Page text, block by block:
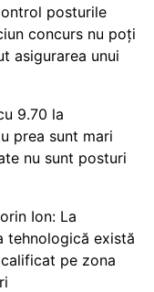
posturile
concurs nu poți
asigurarea unui
9.70 la
prea sunt mari
nu sunt posturi
Ion: La
tehnologică există
pe zona